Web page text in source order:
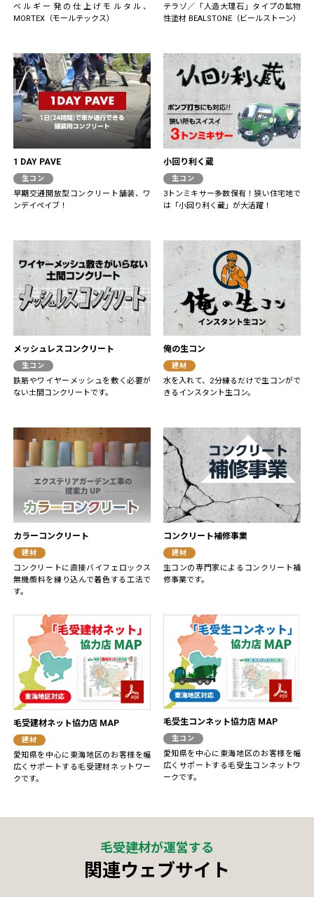
ベルギー発の仕上げモルタル、
MORTEX（モールテックス）
テラゾ／「人造大理石」タイプの鉱物
性塗材 BEALSTONE（ビールストーン）
1 DAY PAVE
生コン
早期交通開放型コンクリート舗装、ワ
ンデイペイブ！
小回り利く蔵
生コン
3トンミキサー多数保有！狭い住宅地で
は「小回り利く蔵」が大活躍！
メッシュレスコンクリート
生コン
鉄筋やワイヤーメッシュを敷く必要が
ない土間コンクリートです。
俺の生コン
建材
水を入れて、2分練るだけで生コンがで
きるインスタント生コン。
カラーコンクリート
建材
コンクリートに直接バイフェロックス
無機顔料を練り込んで着色する工法で
す。
コンクリート補修事業
建材
生コンの専門家によるコンクリート補
修事業です。
毛受建材ネット協力店 MAP
建材
愛知県を中心に東海地区のお客様を幅
広くサポートする毛受建材ネットワー
クです。
毛受生コンネット協力店 MAP
生コン
愛知県を中心に東海地区のお客様を幅
広くサポートする毛受生コンネットワ
ークです。
毛受建材が運営する
関連ウェブサイト